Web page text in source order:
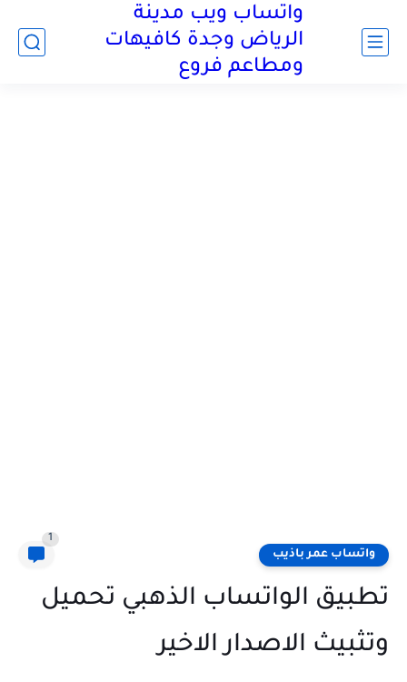
واتساب ويب مدينة
الرياض وجدة كافيهات
ومطاعم فروع
واتساب عمر باذيب
1
تطبيق الواتساب الذهبي تحميل
وتثبيث الاصدار الاخير